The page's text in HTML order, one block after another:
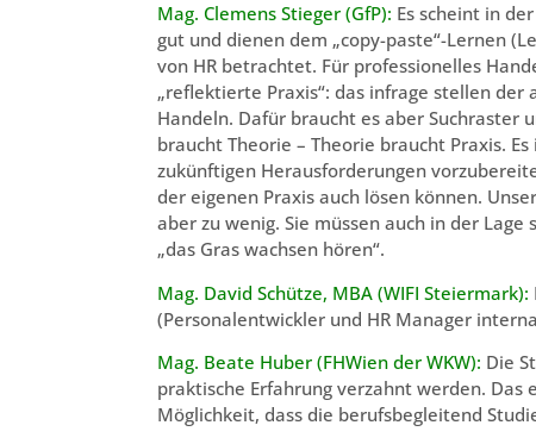
Mag. Clemens Stieger (GfP): Es scheint in
gut und dienen dem „copy-paste“-Lernen
von HR betrachtet. Für professionelles
„reflektierte Praxis“: das infrage stellen
Handeln. Dafür braucht es aber Suchraster
braucht Theorie – Theorie braucht Praxis.
zukünftigen Herausforderungen
der eigenen Praxis auch lösen können.
aber zu wenig. Sie müssen auch in der
„das Gras wachsen hören“.
Mag. David Schütze, MBA (WIFI Steiermark):
(Personalentwickler und HR Manager
Mag. Beate Huber (FHWien der WKW): Die
praktische Erfahrung verzahnt werden.
Möglichkeit, dass die berufsbegleitend